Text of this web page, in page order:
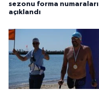
sezonu forma numaraları
açıklandı